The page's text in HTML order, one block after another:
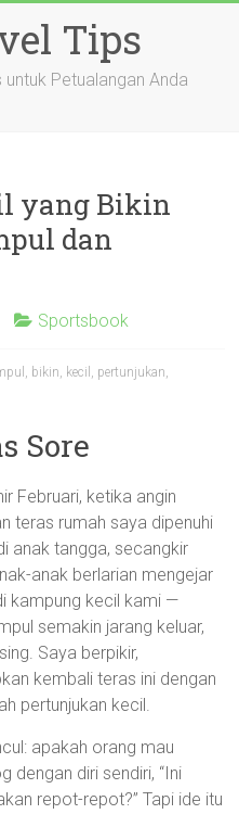
Tips
untuk Petualangan Anda
yang Bikin
dan
Sportsbook
, bikin, kecil , pertunjukan,
Sore
Februari, ketika angin
teras rumah saya dipenuhi
anak tangga, secangkir
anak berlarian mengejar
kampung kecil kami —
semakin jarang keluar,
Saya berpikir,
kembali teras ini dengan
pertunjukan kecil.
apakah orang mau
dengan diri sendiri, “Ini
repot-repot?” Tapi ide itu